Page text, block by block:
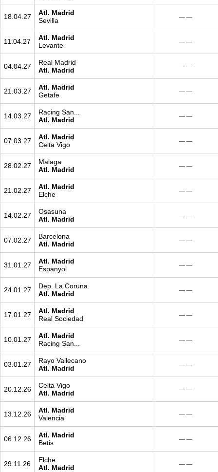
18.04.27
Atl. Madrid
Sevilla
— —
11.04.27
Atl. Madrid
Levante
— —
04.04.27
Real Madrid
Atl. Madrid
— —
21.03.27
Atl. Madrid
Getafe
— —
14.03.27
Racing San...
Atl. Madrid
— —
07.03.27
Atl. Madrid
Celta Vigo
— —
28.02.27
Malaga
Atl. Madrid
— —
21.02.27
Atl. Madrid
Elche
— —
14.02.27
Osasuna
Atl. Madrid
— —
07.02.27
Barcelona
Atl. Madrid
— —
31.01.27
Atl. Madrid
Espanyol
— —
24.01.27
Dep. La Coruna
Atl. Madrid
— —
17.01.27
Atl. Madrid
Real Sociedad
— —
10.01.27
Atl. Madrid
Racing San...
— —
03.01.27
Rayo Vallecano
Atl. Madrid
— —
20.12.26
Celta Vigo
Atl. Madrid
— —
13.12.26
Atl. Madrid
Valencia
— —
06.12.26
Atl. Madrid
Betis
— —
29.11.26
Elche
Atl. Madrid
— —